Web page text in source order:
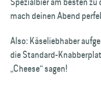
mach deinen Abend
Also: Käseliebhaber
die Standard-
„Cheese“ sagen!